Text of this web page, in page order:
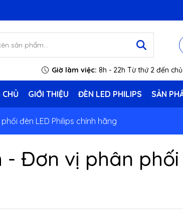
Giờ làm việc: 8h - 22h Từ thứ 2 đến
GIỚI THIỆU ĐÈN LED PHILIPS SẢN
đèn LED Philips chính hãng
Đơn vị phân phối